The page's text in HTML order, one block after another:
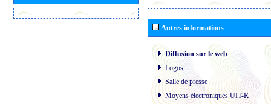
Autres informations
Diffusion sur le web
Logos
Salle de presse
Moyens électroniques UIT-R